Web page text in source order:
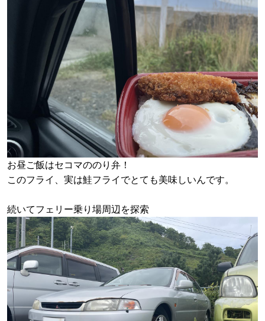
お昼ご飯はセコマののり弁！
このフライ、実は鮭フライでとても美味しいんです。
続いてフェリー乗り場周辺を探索